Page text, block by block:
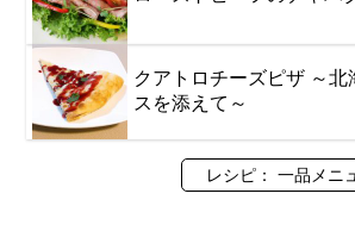
クアトロチーズピザ ～北
スを添えて～
レシピ： 一品メニ